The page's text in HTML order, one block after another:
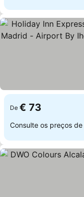
De € 73
Consulte os preços de